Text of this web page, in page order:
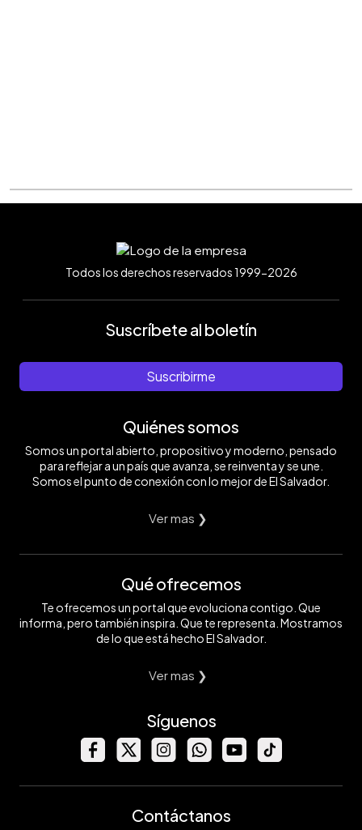
Todos los derechos reservados 1999-2026
Suscríbete al boletín
Suscribirme
Quiénes somos
Somos un portal abierto, propositivo y moderno, pensado
para reflejar a un país que avanza, se reinventa y se une.
Somos el punto de conexión con lo mejor de El Salvador.
Ver mas ❯
Qué ofrecemos
Te ofrecemos un portal que evoluciona contigo. Que
informa, pero también inspira. Que te representa. Mostramos
de lo que está hecho El Salvador.
Ver mas ❯
Síguenos
Contáctanos